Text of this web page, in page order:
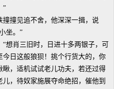
”
撞见追不舍，他深深一揖，说
坐。”
肖三旧时，日进十多两银子，可
日这般狼狈！挑个行货大的，你
，适机试试老儿功夫，若还过得
，待奴家施展夺命绝招，催他到